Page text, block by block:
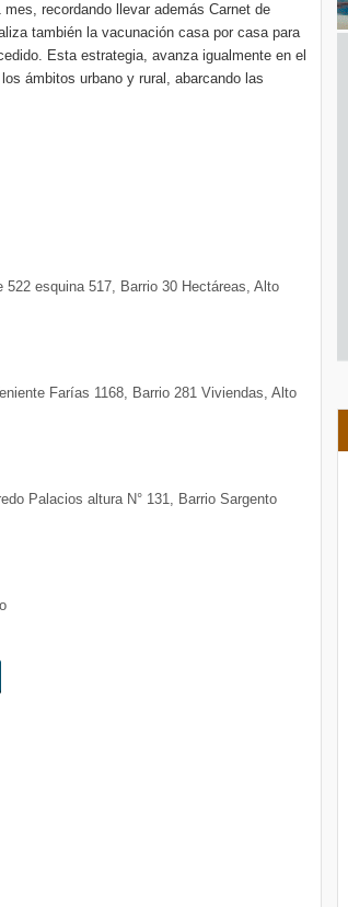
recordando llevar además Carnet de
también la vacunación casa por casa para
Esta estrategia, avanza igualmente en el
ámbitos urbano y rural, abarcando las
esquina 517, Barrio 30 Hectáreas, Alto
Farías 1168, Barrio 281 Viviendas, Alto
Palacios altura N° 131, Barrio Sargento